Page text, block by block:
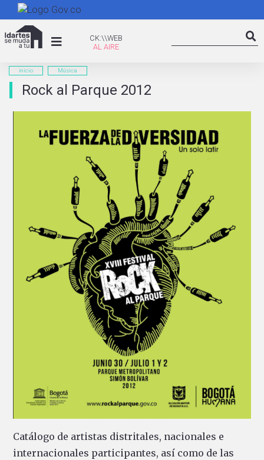
al
CK:\WEB
CK:\\WEB
inicio Música
Rock al Parque 2012
Catálogo de artistas distritales, nacionales e
internacionales participantes, así como de las